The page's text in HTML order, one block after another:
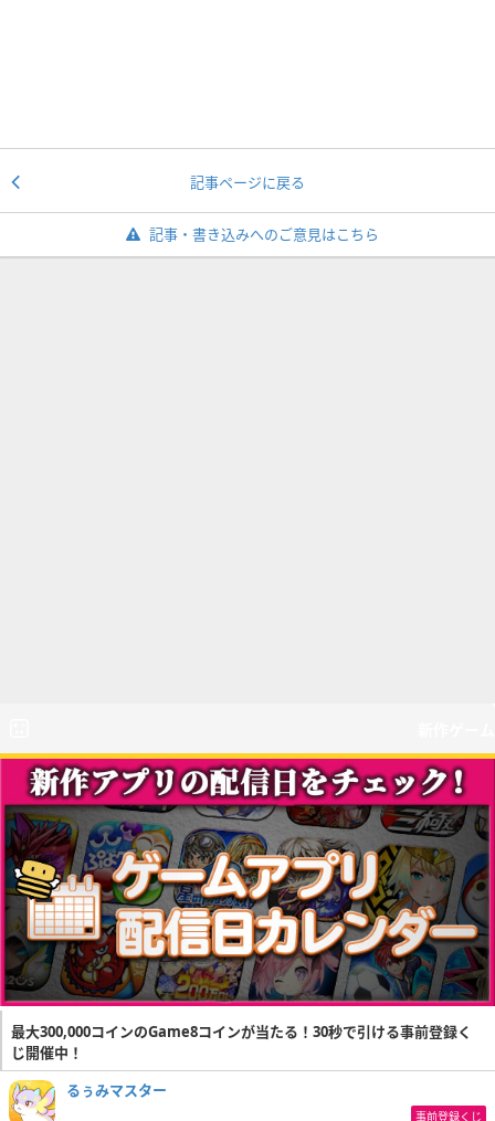
記事ページに戻る
記事・書き込みへのご意見はこちら
最大300,000コインのGame8コインが当たる！30秒で引ける事前登録く
じ開催中！
るぅみマスター
事前登録くじ